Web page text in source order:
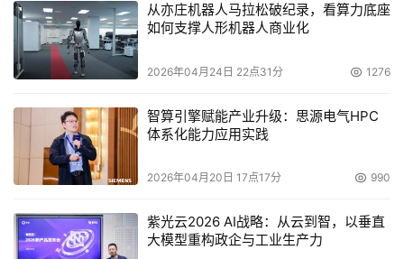
接下来是我这一块，感谢Eden提供了很多数据，我简单介
从亦庄机器人马拉松破纪录，看算力底座
如何支撑人形机器人商业化
2026年04月24日 22点31分 1276
智算引擎赋能产业升级：思源电气HPC
体系化能力应用实践
2026年04月20日 17点17分 990
紫光云2026 AI战略：从云到智，以垂直
大模型重构政企与工业生产力